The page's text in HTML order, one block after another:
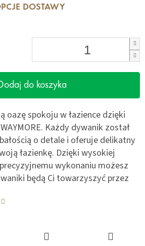
DOSTAWY
do koszyka
oazę spokoju w łazience dzięki
Każdy dywanik został
o detale i oferuje delikatny
łazienkę. Dzięki wysokiej
wykonaniu możesz
będą Ci towarzyszyć przez